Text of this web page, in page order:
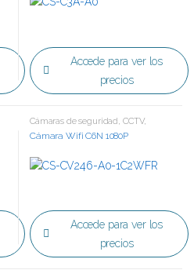
Accede para ver los
precios
Cámaras de seguridad CCTV,
Cámara Wifi C6N 1080P
Accede para ver los
precios